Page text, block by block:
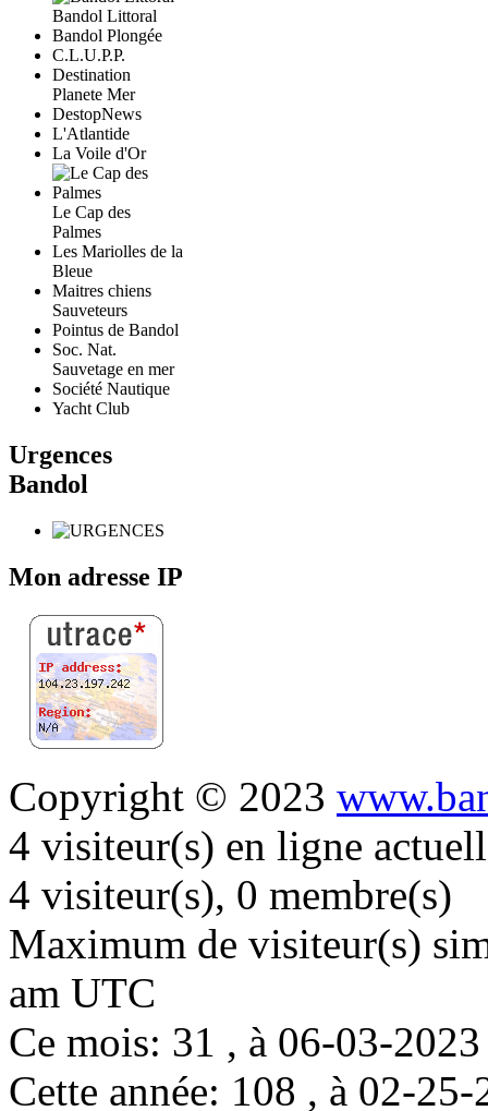
Bandol Littoral
Bandol Plongée
C.L.U.P.P.
Destination
Planete Mer
DestopNews
L'Atlantide
La Voile d'Or
Le Cap des
Palmes
Les Mariolles de la
Bleue
Maitres chiens
Sauveteurs
Pointus de Bandol
Soc. Nat.
Sauvetage en mer
Société Nautique
Yacht Club
Urgences
Bandol
Mon adresse IP
Copyright © 2023
4 visiteur(s) en ligne
4 visiteur(s), 0 membre(s)
Maximum de visiteur(s)
am UTC
Ce mois: 31 , à 06-03-
Cette année: 108 , à 02-